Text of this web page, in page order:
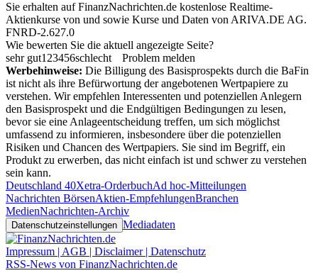
Sie erhalten auf FinanzNachrichten.de kostenlose Realtime-
Aktienkurse von und sowie Kurse und Daten von ARIVA.DE AG.
FNRD-2.627.0
Wie bewerten Sie die aktuell angezeigte Seite?
sehr gut1 23456schlecht
Problem melden
Werbehinweise: Die Billigung des Basisprospekts durch die BaFin
ist nicht als ihre Befürwortung der angebotenen Wertpapiere zu
verstehen. Wir empfehlen Interessenten und potenziellen Anlegern
den Basisprospekt und die Endgültigen Bedingungen zu lesen,
bevor sie eine Anlageentscheidung treffen, um sich möglichst
umfassend zu informieren, insbesondere über die potenziellen
Risiken und Chancen des Wertpapiers. Sie sind im Begriff, ein
Produkt zu erwerben, das nicht einfach ist und schwer zu verstehen
sein kann.
Deutschland 40Xetra-OrderbuchAd hoc-Mitteilungen
Nachrichten BörsenAktien-EmpfehlungenBranchen
MedienNachrichten-Archiv
Datenschutzeinstellungen Mediadaten
Impressum | AGB | Disclaimer | Datenschutz
RSS-News von FinanzNachrichten.de